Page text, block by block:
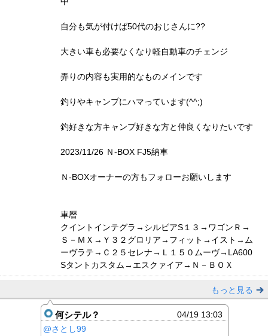
自分も気が付けば50代のおじさんに??
大きい車も必要なくなり軽自動車のチェンジ
弄りの内容も実用的なものメインです
釣りやキャンプにハマっています(^^;)
釣好きな方キャンプ好きな方と仲良くなりたいです
2023/11/26 Ｎ-BOX FJ5納車
Ｎ-BOXオーナーの方もフォローお願いします
車暦
クイントインテグラ→シルビアS１３→ワゴンＲ→
Ｓ－ＭＸ→Ｙ３２グロリア→フィット→イスト→ム
ーヴラテ→Ｃ２５セレナ→Ｌ１５０ムーヴ→LA600
Sタントカスタム→エスクァイア→Ｎ－ＢＯＸ
もっと見る
何シテル？
04/19 13:03
@さとし99